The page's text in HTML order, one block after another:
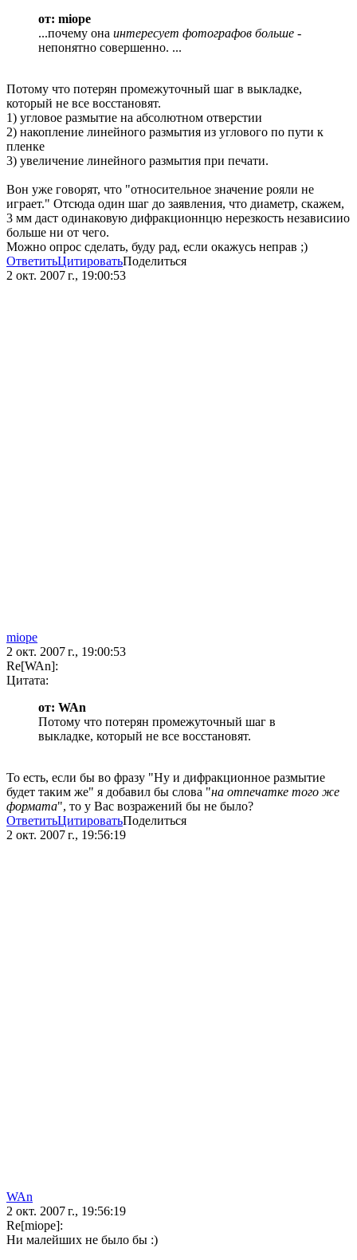
от: miope
...почему она интересует фотографов больше -
непонятно совершенно. ...
Потому что потерян промежуточный шаг в выкладке,
который не все восстановят.
1) угловое размытие на абсолютном отверстии
2) накопление линейного размытия из углового по пути к
пленке
3) увеличение линейного размытия при печати.
Вон уже говорят, что "относительное значение рояли не
играет." Отсюда один шаг до заявления, что диаметр, скажем,
3 мм даст одинаковую дифракционнцю нерезкость независиио
больше ни от чего.
Можно опрос сделать, буду рад, если окажусь неправ ;)
ОтветитьЦитироватьПоделиться
2 окт. 2007 г., 19:00:53
miope
2 окт. 2007 г., 19:00:53
Re[WAn]:
Цитата:
от: WAn
Потому что потерян промежуточный шаг в
выкладке, который не все восстановят.
То есть, если бы во фразу "Ну и дифракционное размытие
будет таким же" я добавил бы слова "на отпечатке того же
формата", то у Вас возражений бы не было?
ОтветитьЦитироватьПоделиться
2 окт. 2007 г., 19:56:19
WAn
2 окт. 2007 г., 19:56:19
Re[miope]:
Ни малейших не было бы :)